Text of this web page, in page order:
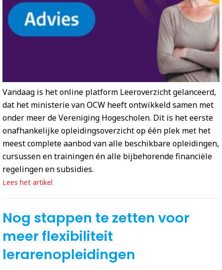
Vandaag is het online platform Leeroverzicht gelanceerd,
dat het ministerie van OCW heeft ontwikkeld samen met
onder meer de Vereniging Hogescholen. Dit is het eerste
onafhankelijke opleidingsoverzicht op één plek met het
meest complete aanbod van alle beschikbare opleidingen,
cursussen en trainingen én alle bijbehorende financiële
regelingen en subsidies.
Lees het artikel
Nog stappen te zetten voor
meer flexibiliteit
lerarenopleidingen